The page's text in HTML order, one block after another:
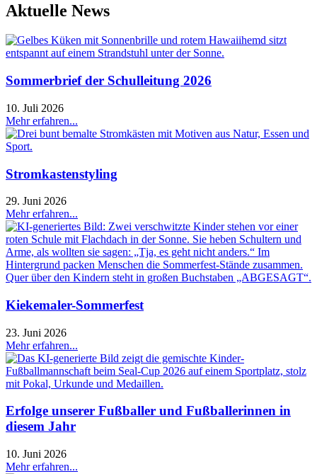
Aktuelle News
Sommerbrief der Schulleitung 2026
10. Juli 2026
Mehr erfahren...
Stromkastenstyling
29. Juni 2026
Mehr erfahren...
Kiekemaler-Sommerfest
23. Juni 2026
Mehr erfahren...
Erfolge unserer Fußballer und Fußballerinnen in
diesem Jahr
10. Juni 2026
Mehr erfahren...